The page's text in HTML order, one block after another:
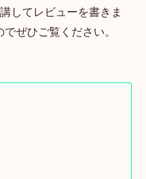
してレビューを書きま
ぜひご覧ください。